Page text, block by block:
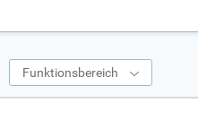
Funktionsbereich